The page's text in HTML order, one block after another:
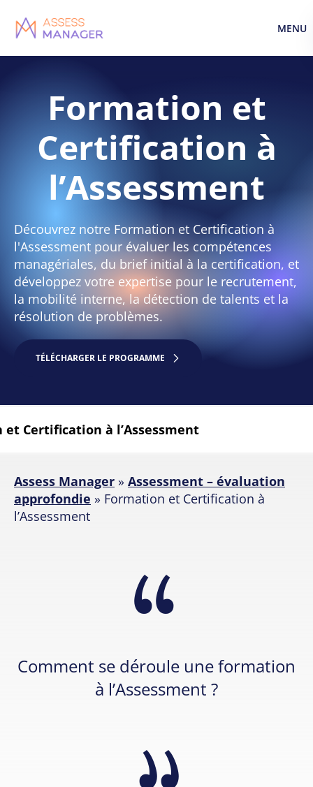
Skip
to
Skip to
content
MENU
Formation et
Certification à
l’Assessment
Découvrez notre Formation et Certification à
l'Assessment pour évaluer les compétences
managériales, du brief initial à la certification, et
développez votre expertise pour le recrutement,
la mobilité interne, la détection de talents et la
résolution de problèmes.
TÉLÉCHARGER LE PROGRAMME
Assess Manager » Assessment – évaluation
approfondie » Formation et Certification à
l’Assessment
Comment se déroule une formation
à l’Assessment ?